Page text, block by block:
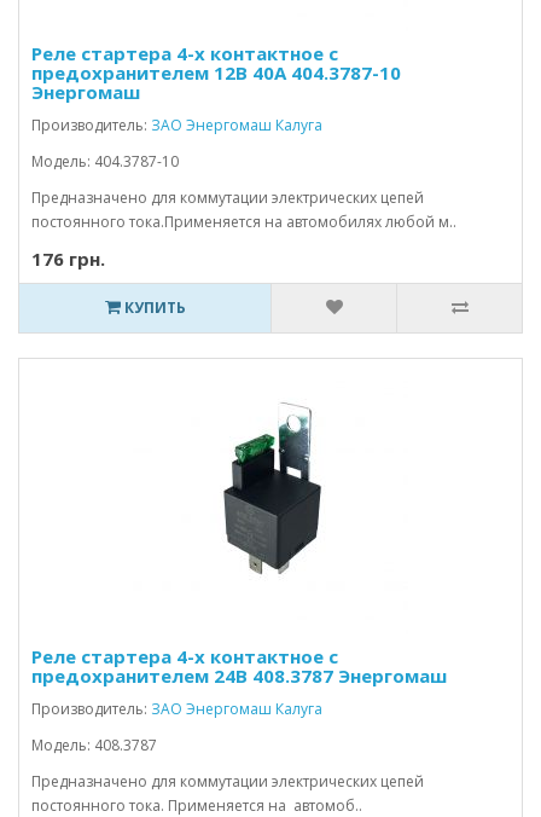
Реле стартера 4-х контактное с
предохранителем 12В 40А 404.3787-10
Энергомаш
Производитель: ЗАО Энергомаш Калуга
Модель: 404.3787-10
Предназначено для коммутации электрических цепей
постоянного тока.Применяется на автомобилях любой м..
176 грн.
КУПИТЬ
Реле стартера 4-х контактное с
предохранителем 24В 408.3787 Энергомаш
Производитель: ЗАО Энергомаш Калуга
Модель: 408.3787
Предназначено для коммутации электрических цепей
постоянного тока. Применяется на автомоб..